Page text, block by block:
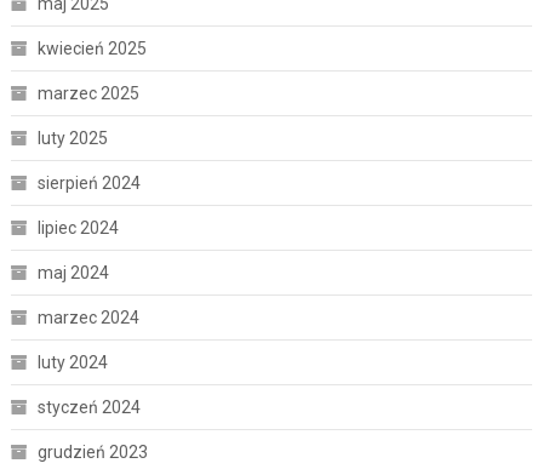
kwiecień 2025
marzec 2025
luty 2025
sierpień 2024
lipiec 2024
maj 2024
marzec 2024
luty 2024
styczeń 2024
grudzień 2023